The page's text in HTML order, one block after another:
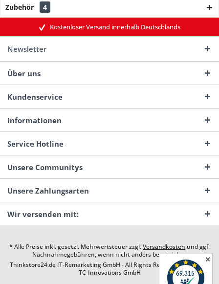
Zubehör 4
Kostenloser Versand innerhalb Deutschlands
Newsletter
Über uns
Kundenservice
Informationen
Service Hotline
Unsere Communitys
Unsere Zahlungsarten
Wir versenden mit:
* Alle Preise inkl. gesetzl. Mehrwertsteuer zzgl.Versandkosten und ggf.
Nachnahmegebühren, wenn nicht anders beschrieben
Thinkstore24.de IT-Remarketing GmbH - All Rights Reserved. Design by
TC-Innovations GmbH
✕